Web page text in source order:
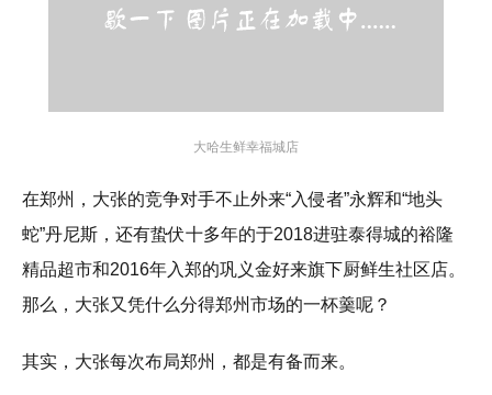
大哈生鲜幸福城店
在郑州，大张的竞争对手不止外来“入侵者”永辉和“地头
蛇”丹尼斯，还有蛰伏十多年的于2018进驻泰得城的裕隆
精品超市和2016年入郑的巩义金好来旗下厨鲜生社区店。
那么，大张又凭什么分得郑州市场的一杯羹呢？
其实，大张每次布局郑州，都是有备而来。